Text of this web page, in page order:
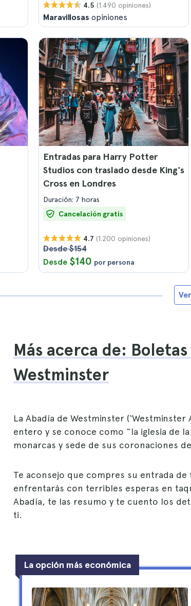
4.5 (1.490 opiniones)
Maravillosas opiniones
Entradas para Harry Potter
Studios con traslado desde King's
Cross en Londres
Duración: 7 horas
Cancelación gratis
4.7 (1.200 opiniones)
Desde $154
Desde $140 por persona
Más acerca de:
Westminster
La Abadía de Westminster
entero y se conoce como “la iglesia de
monarcas y sede de sus coronaciones
Te aconsejo que compres su entrada
enfrentarás con terribles esperas en
Abadía, te las resumo y te cuento los
ti.
La opción más económica